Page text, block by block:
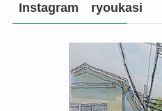
Instagram ryoukasi （